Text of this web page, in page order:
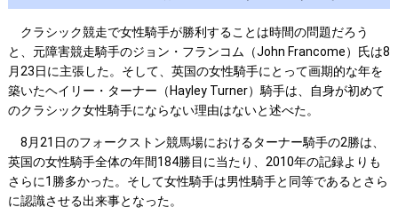
クラシック競走で女性騎手が勝利することは時間の問題だろう
と、元障害競走騎手のジョン・フランコム（John Francome）氏は8
月23日に主張した。そして、英国の女性騎手にとって画期的な年を
築いたヘイリー・ターナー（Hayley Turner）騎手は、自身が初めて
のクラシック女性騎手にならない理由はないと述べた。
8月21日のフォークストン競馬場におけるターナー騎手の2勝は、
英国の女性騎手全体の年間184勝目に当たり、2010年の記録よりも
さらに1勝多かった。そして女性騎手は男性騎手と同等であるとさら
に認識させる出来事となった。